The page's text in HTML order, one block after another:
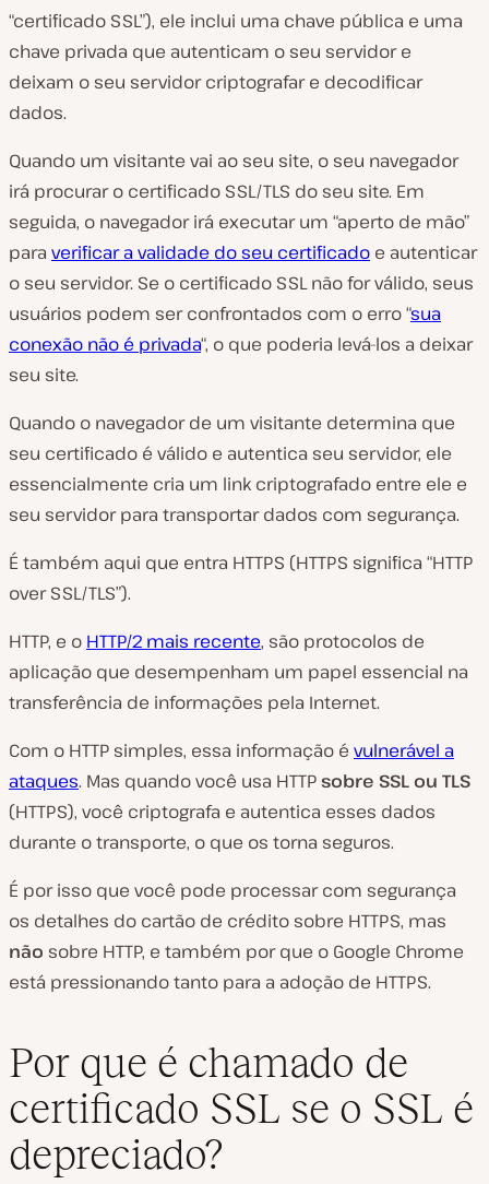
“certificado SSL”), ele inclui uma chave pública e uma
chave privada que autenticam o seu servidor e
deixam o seu servidor criptografar e decodificar
dados.
Quando um visitante vai ao seu site, o seu navegador
irá procurar o certificado SSL/TLS do seu site. Em
seguida, o navegador irá executar um “aperto de mão”
para verificar a validade do seu certificado e autenticar
o seu servidor. Se o certificado SSL não for válido, seus
usuários podem ser confrontados com o erro “sua
conexão não é privada“, o que poderia levá-los a deixar
seu site.
Quando o navegador de um visitante determina que
seu certificado é válido e autentica seu servidor, ele
essencialmente cria um link criptografado entre ele e
seu servidor para transportar dados com segurança.
É também aqui que entra HTTPS (HTTPS significa “HTTP
over SSL/TLS”).
HTTP, e o HTTP/2 mais recente, são protocolos de
aplicação que desempenham um papel essencial na
transferência de informações pela Internet.
Com o HTTP simples, essa informação é vulnerável a
ataques. Mas quando você usa HTTPsobre SSL ou TLS
(HTTPS), você criptografa e autentica esses dados
durante o transporte, o que os torna seguros.
É por isso que você pode processar com segurança
os detalhes do cartão de crédito sobre HTTPS, mas
não sobre HTTP, e também por que o Google Chrome
está pressionando tanto para a adoção de HTTPS.
Por que é chamado de
certificado SSL se o SSL é
depreciado?